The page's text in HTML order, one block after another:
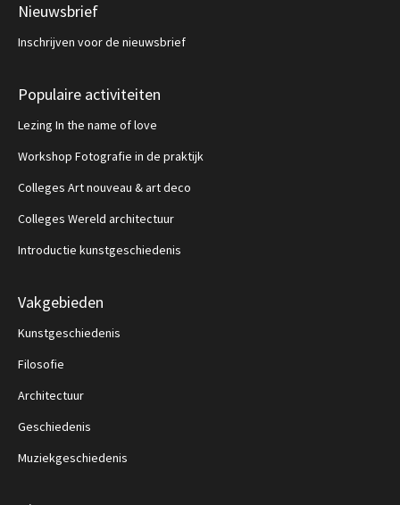
Nieuwsbrief
Inschrijven voor de nieuwsbrief
Populaire activiteiten
Lezing In the name of love
Workshop Fotografie in de praktijk
Colleges Art nouveau & art deco
Colleges Wereld architectuur
Introductie kunstgeschiedenis
Vakgebieden
Kunstgeschiedenis
Filosofie
Architectuur
Geschiedenis
Muziekgeschiedenis